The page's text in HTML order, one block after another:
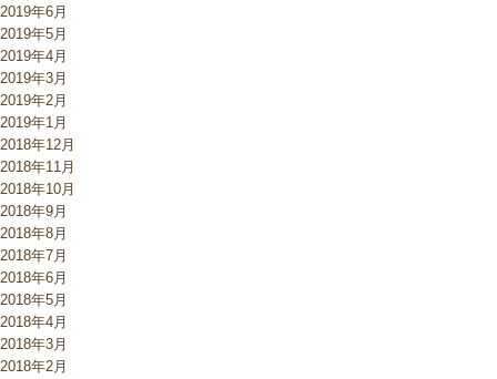
2019年6月
2019年5月
2019年4月
2019年3月
2019年2月
2019年1月
2018年12月
2018年11月
2018年10月
2018年9月
2018年8月
2018年7月
2018年6月
2018年5月
2018年4月
2018年3月
2018年2月